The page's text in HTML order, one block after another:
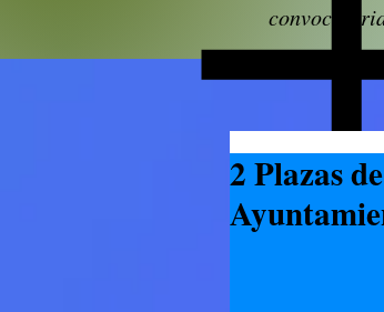
2 Plazas